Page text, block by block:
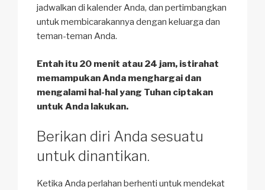
jadwalkan di kalender Anda, dan pertimbangkan
untuk membicarakannya dengan keluarga dan
teman-teman Anda.
Entah itu 20 menit atau 24 jam, istirahat
memampukan Anda menghargai dan
mengalami hal-hal yang Tuhan ciptakan
untuk Anda lakukan.
Berikan diri Anda sesuatu
untuk dinantikan.
Ketika Anda perlahan berhenti untuk mendekat